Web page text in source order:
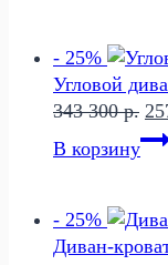
- 25%
Угловой
343 300р.
В корзину
- 25%
Диван-